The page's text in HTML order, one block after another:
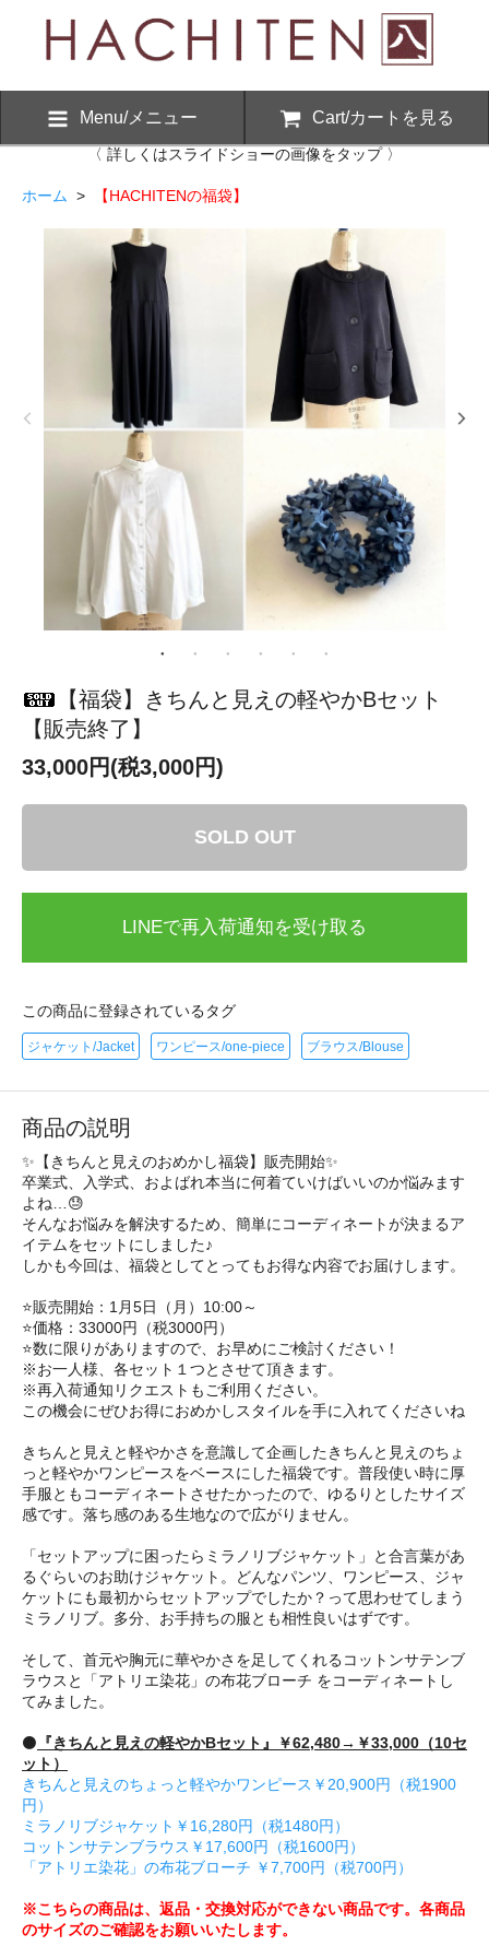
Menu/メニュー Cart/カートを見る
〈 詳しくはスライドショーの画像をタップ 〉
ホーム > 【HACHITENの福袋】
【福袋】きちんと見えの軽やかBセット
【販売終了】
33,000円(税3,000円)
SOLD OUT
LINEで再入荷通知を受け取る
この商品に登録されているタグ
ジャケット/Jacket ワンピース/one-piece ブラウス/Blouse
商品の説明
✨【きちんと見えのおめかし福袋】販売開始✨
卒業式、入学式、およばれ本当に何着ていけばいいのか悩みます
よね…😓
そんなお悩みを解決するため、簡単にコーディネートが決まるア
イテムをセットにしました♪
しかも今回は、福袋としてとってもお得な内容でお届けします。
⭐️販売開始：1月5日（月）10:00～
⭐️価格：33000円（税3000円）
⭐️数に限りがありますので、お早めにご検討ください！
※お一人様、各セット１つとさせて頂きます。
※再入荷通知リクエストもご利用ください。
この機会にぜひお得におめかしスタイルを手に入れてくださいね
きちんと見えと軽やかさを意識して企画したきちんと見えのちょ
っと軽やかワンピースをベースにした福袋です。普段使い時に厚
手服ともコーディネートさせたかったので、ゆるりとしたサイズ
感です。落ち感のある生地なので広がりません。
「セットアップに困ったらミラノリブジャケット」と合言葉があ
るぐらいのお助けジャケット。どんなパンツ、ワンピース、ジャ
ケットにも最初からセットアップでしたか？って思わせてしまう
ミラノリブ。多分、お手持ちの服とも相性良いはずです。
そして、首元や胸元に華やかさを足してくれるコットンサテンブ
ラウスと「アトリエ染花」の布花ブローチ をコーディネートし
てみました。
⚫️ 『きちんと見えの軽やかBセット』￥62,480→￥33,000（10セ
ット）
きちんと見えのちょっと軽やかワンピース￥20,900円（税1900
円）
ミラノリブジャケット￥16,280円（税1480円）
コットンサテンブラウス￥17,600円（税1600円）
「アトリエ染花」の布花ブローチ ￥7,700円（税700円）
※こちらの商品は、返品・交換対応ができない商品です。各商品
のサイズのご確認をお願いいたします。